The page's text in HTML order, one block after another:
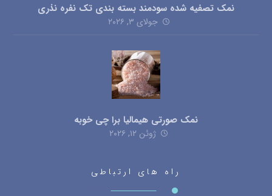
نمک تصفیه شده سودمند بسته بندی تک نفره نذری
جولای ۳, ۲۰۲۶
نمک صورتی هیمالیا برا چی خوبه
ژوئن ۱۲, ۲۰۲۶
راه های ارتباطی